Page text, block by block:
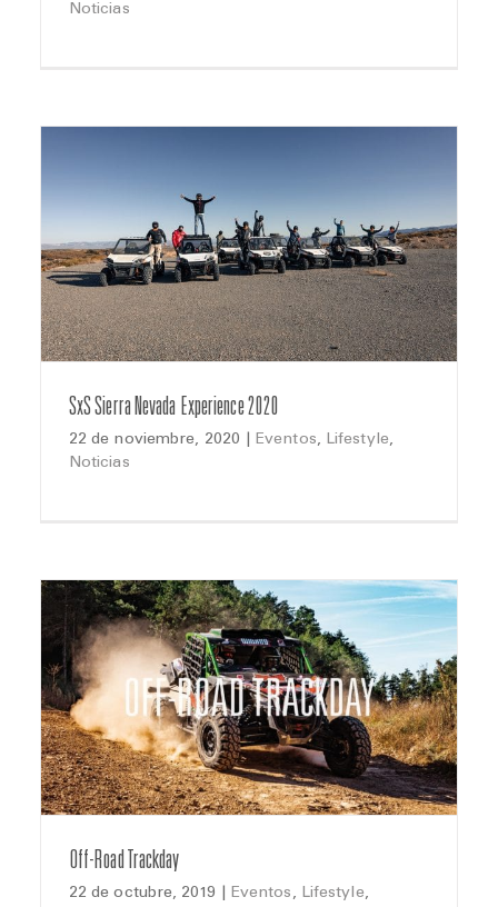
Noticias
SxS Sierra Nevada Experience 2020
22 de noviembre, 2020 Eventos, Lifestyle,
Noticias
Off-Road Trackday
22 de octubre, 2019 Eventos , Lifestyle,